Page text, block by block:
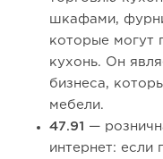
шкафами,
которые могут
кухонь. Он
бизнеса,
мебели.
47.91
—
интернет: если